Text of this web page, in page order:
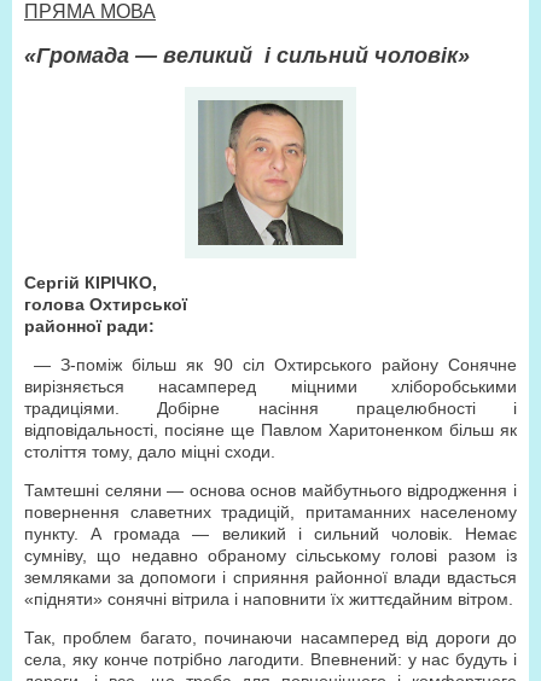
ПРЯМА МОВА
«Громада — великий і сильний чоловік»
Сергій КІРІЧКО,
голова Охтирської
районної ради:
— З-поміж більш як 90 сіл Охтирського району Сонячне
вирізняється насамперед міцними хліборобськими
традиціями. Добірне насіння працелюбності і
відповідальності, посіяне ще Павлом Харитоненком більш як
століття тому, дало міцні сходи.
Тамтешні селяни — основа основ майбутнього відродження і
повернення славетних традицій, притаманних населеному
пункту. А громада — великий і сильний чоловік. Немає
сумніву, що недавно обраному сільському голові разом із
земляками за допомоги і сприяння районної влади вдасться
«підняти» сонячні вітрила і наповнити їх життєдайним вітром.
Так, проблем багато, починаючи насамперед від дороги до
села, яку конче потрібно лагодити. Впевнений: у нас будуть і